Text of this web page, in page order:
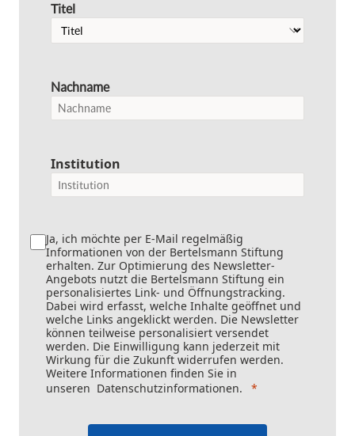
Titel
Nachname
Institution
Ja, ich möchte per E-Mail regelmäßig
Informationen von der Bertelsmann Stiftung
erhalten. Zur Optimierung des Newsletter-
Angebots nutzt die Bertelsmann Stiftung ein
personalisiertes Link- und Öffnungstracking.
Dabei wird erfasst, welche Inhalte geöffnet und
welche Links angeklickt werden. Die Newsletter
können teilweise personalisiert versendet
werden. Die Einwilligung kann jederzeit mit
Wirkung für die Zukunft widerrufen werden.
Weitere Informationen finden Sie in
unseren Datenschutzinformationen.